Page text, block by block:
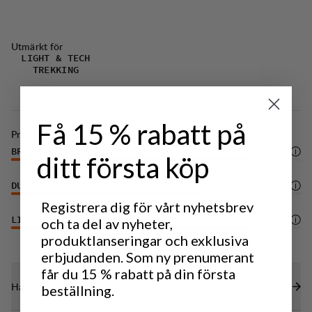
Kil i grenen som ger extra bra rörelsefrihet.
Benslutet justeras med elastisk dragsko för ökad
DWR-behandling (100% PFAS-fri) som avvisar
vatten och smuts.
Utmärkt för
LIGHT & TECH
TREKKING
Prestanda
BREATHABILITY
DURABILITY
LIGHTWEIGHT 5/6
Hållbarhetsegenskaper
Få 15 % rabatt på
ditt första köp
Registrera dig för vårt nyhetsbrev
och ta del av nyheter,
produktlanseringar och exklusiva
erbjudanden. Som ny prenumerant
får du 15 % rabatt på din första
beställning.